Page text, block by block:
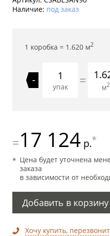
Наличие: под заказ
1 коробка = 1.620 м2
-
упак = м2
=17 124 р.*
Цена будет уточнена
заказа
в зависимости от
Добавить в корзину
Хочу купить,